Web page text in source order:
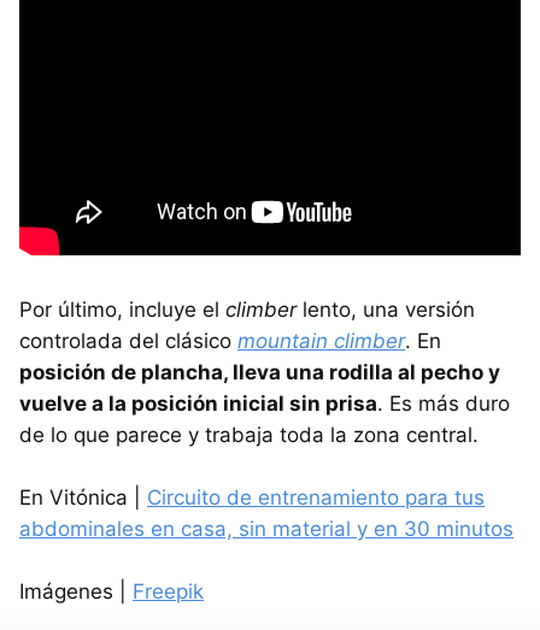
Por último, incluye el climber lento, una versión
controlada del clásico mountain climber. En
posición de plancha, lleva una rodilla al pecho y
vuelve a la posición inicial sin prisa. Es más duro
de lo que parece y trabaja toda la zona central.
En Vitónica | Circuito de entrenamiento para tus
abdominales en casa, sin material y en 30 minutos
Imágenes | Freepik